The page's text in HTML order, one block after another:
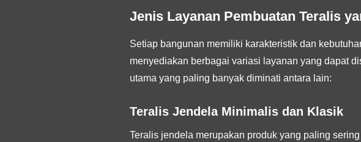
Jenis Layanan Pembuatan Teralis
Setiap bangunan memiliki karakteristik dan
menyediakan berbagai variasi layanan yang dapat
utama yang paling banyak diminati antara lain:
Teralis Jendela Minimalis dan Klasik
Teralis jendela merupakan produk yang paling